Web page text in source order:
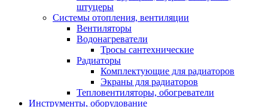
штуцеры
Системы отопления, вентиляции
Вентиляторы
Водонагреватели
Тросы сантехнические
Радиаторы
Комплектующие для радиаторов
Экраны для радиаторов
Тепловентиляторы, обогреватели
Инструменты, оборудование